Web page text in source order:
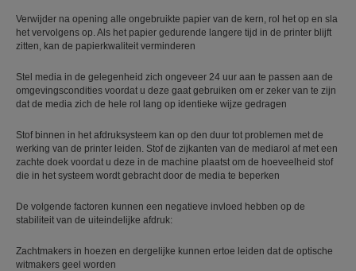
Verwijder na opening alle ongebruikte papier van de kern, rol het op en sla
het vervolgens op. Als het papier gedurende langere tijd in de printer blijft
zitten, kan de papierkwaliteit verminderen
Stel media in de gelegenheid zich ongeveer 24 uur aan te passen aan de
omgevingscondities voordat u deze gaat gebruiken om er zeker van te zijn
dat de media zich de hele rol lang op identieke wijze gedragen
Stof binnen in het afdruksysteem kan op den duur tot problemen met de
werking van de printer leiden. Stof de zijkanten van de mediarol af met een
zachte doek voordat u deze in de machine plaatst om de hoeveelheid stof
die in het systeem wordt gebracht door de media te beperken
De volgende factoren kunnen een negatieve invloed hebben op de
stabiliteit van de uiteindelijke afdruk:
Zachtmakers in hoezen en dergelijke kunnen ertoe leiden dat de optische
witmakers geel worden